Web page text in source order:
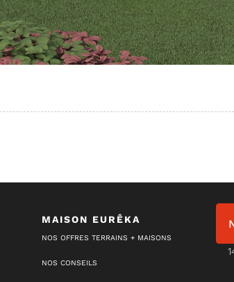
MAISON EURÊKA
NOS OFFRES TERRAINS + MAISONS
NOS CONSEILS